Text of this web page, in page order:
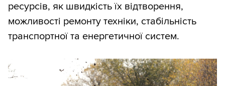
ресурсів, як швидкість їх відтворення,
можливості ремонту техніки, стабільність
транспортної та енергетичної систем.